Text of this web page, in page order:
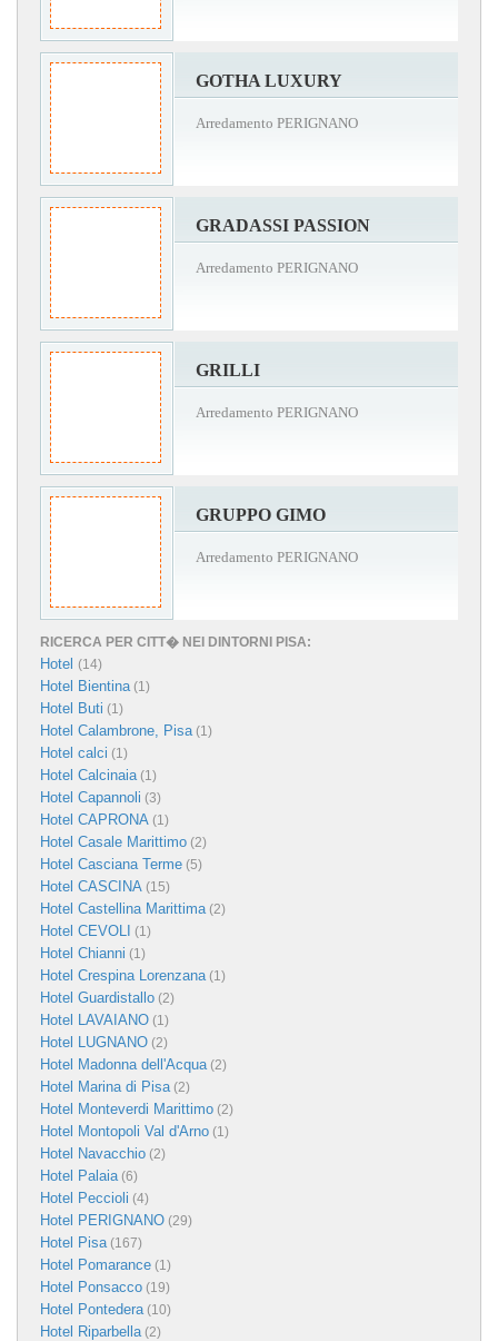
GOTHA LUXURY
Arredamento PERIGNANO
GRADASSI PASSION
Arredamento PERIGNANO
GRILLI
Arredamento PERIGNANO
GRUPPO GIMO
Arredamento PERIGNANO
RICERCA PER CITT� NEI DINTORNI PISA:
Hotel (14)
Hotel Bientina(1)
Hotel Buti (1)
Hotel Calambrone, Pisa(1)
Hotel calci (1)
Hotel Calcinaia(1)
Hotel Capannoli (3)
Hotel CAPRONA (1)
Hotel Casale Marittimo (2)
Hotel Casciana Terme (5)
Hotel CASCINA (15)
Hotel Castellina Marittima(2)
Hotel CEVOLI (1)
Hotel Chianni (1)
Hotel Crespina Lorenzana(1)
Hotel Guardistallo (2)
Hotel LAVAIANO (1)
Hotel LUGNANO (2)
Hotel Madonna dell'Acqua(2)
Hotel Marina di Pisa(2)
Hotel Monteverdi Marittimo (2)
Hotel Montopoli Val d'Arno (1)
Hotel Navacchio (2)
Hotel Palaia(6)
Hotel Peccioli (4)
Hotel PERIGNANO (29)
Hotel Pisa(167)
Hotel Pomarance (1)
Hotel Ponsacco (19)
Hotel Pontedera(10)
Hotel Riparbella(2)